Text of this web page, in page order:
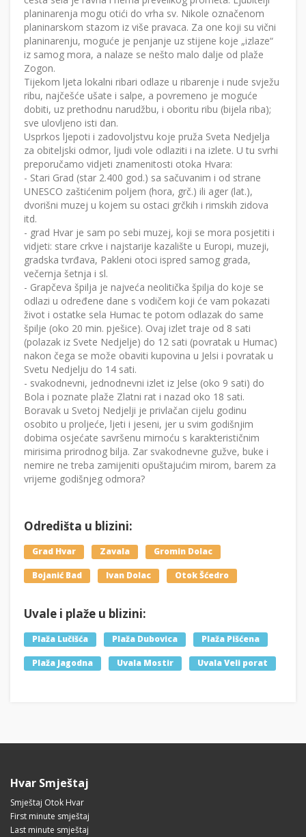
planinarenja mogu otići do vrha sv. Nikole označenom
planinarskom stazom iz više pravaca. Za one koji su vični
planinarenju, moguće je penjanje uz stijene koje „izlaze“
iz samog mora, a nalaze se nešto malo dalje od plaže
Zogon.
Tijekom ljeta lokalni ribari odlaze u ribarenje i nude svježu
ribu, najčešće ušate i salpe, a povremeno je moguće
dobiti, uz prethodnu narudžbu, i oboritu ribu (bijela riba);
sve ulovljeno isti dan.
Usprkos ljepoti i zadovoljstvu koje pruža Sveta Nedjelja
za obiteljski odmor, ljudi vole odlaziti i na izlete. U tu svrhi
preporučamo vidjeti znamenitosti otoka Hvara:
- Stari Grad (star 2.400 god.) sa sačuvanim i od strane
UNESCO zaštićenim poljem (hora, grč.) ili ager (lat.),
dvorišni muzej u kojem su ostaci grčkih i rimskih zidova
itd.
- grad Hvar je sam po sebi muzej, koji se mora posjetiti i
vidjeti: stare crkve i najstarije kazalište u Europi, muzeji,
gradska tvrđava, Pakleni otoci ispred samog grada,
večernja šetnja i sl.
- Grapčeva špilja je najveća neolitička špilja do koje se
odlazi u određene dane s vodičem koji će vam pokazati
život i ostatke sela Humac te potom odlazak do same
špilje (oko 20 min. pješice). Ovaj izlet traje od 8 sati
(polazak iz Svete Nedjelje) do 12 sati (povratak u Humac)
nakon čega se može obaviti kupovina u Jelsi i povratak u
Svetu Nedjelju do 14 sati.
- svakodnevni, jednodnevni izlet iz Jelse (oko 9 sati) do
Bola i poznate plaže Zlatni rat i nazad oko 18 sati.
Boravak u Svetoj Nedjelji je privlačan cijelu godinu
osobito u proljeće, ljeti i jeseni, jer u svim godišnjim
dobima osjećate savršenu mirnoću s karakterističnim
mirisima prirodnog bilja. Zar svakodnevne gužve, buke i
nemire ne treba zamijeniti opuštajućim mirom, barem za
vrijeme godišnjeg odmora?
Odredišta u blizini:
Grad Hvar Zavala Gromin Dolac
Bojanić Bad Ivan Dolac Otok Šćedro
Uvale i plaže u blizini:
Plaža Lučišća Plaža Dubovica Plaža Pišćena
Plaža Jagodna Uvala Mostir Uvala Veli porat
Hvar Smještaj
Smještaj Otok Hvar
First minute smještaj
Last minute smještaj